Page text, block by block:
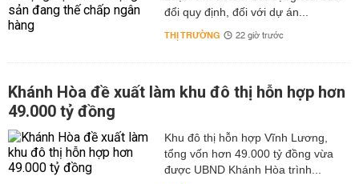
đổi quy định, đối với dự án...
THỊ TRƯỜNG 22 giờ trước
Khánh Hòa đề xuất làm khu đô thị hỗn hợp hơn
49.000 tỷ đồng
Khu đô thị hỗn hợp Vĩnh Lương,
tổng vốn hơn 49.000 tỷ đồng vừa
được UBND Khánh Hòa trình...